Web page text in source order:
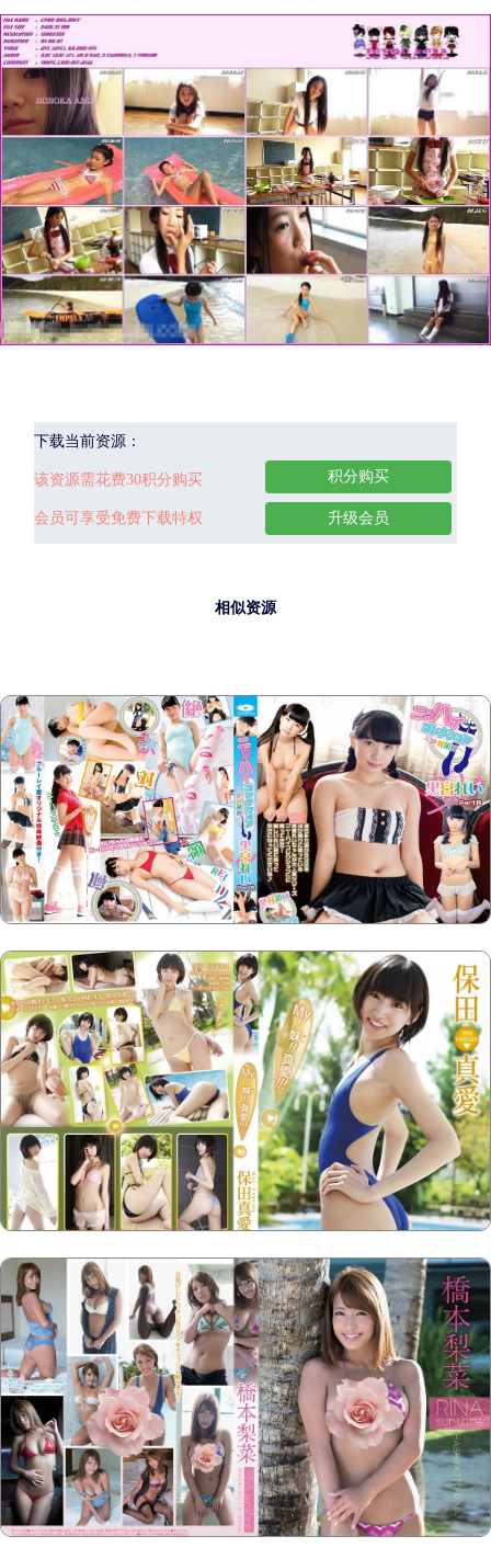
下载当前资源：
该资源需花费30积分购买
会员可享受免费下载特权
积分购买
升级会员
相似资源